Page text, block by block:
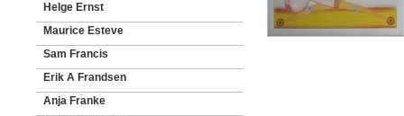
Helge Ernst
Maurice Esteve
Sam Francis
Erik A Frandsen
Anja Franke